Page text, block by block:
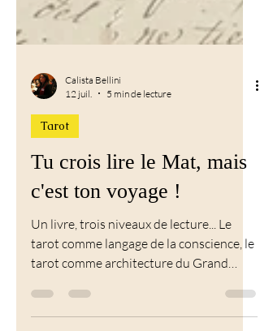
Calista Bellini
12 juil.
Tarot
Tu crois lire le Mat, mais
c'est ton voyage !
Un livre, trois niveaux de lecture... Le
tarot comme architecture du Grand
Œuvre et le tarot comme miroir de soi...